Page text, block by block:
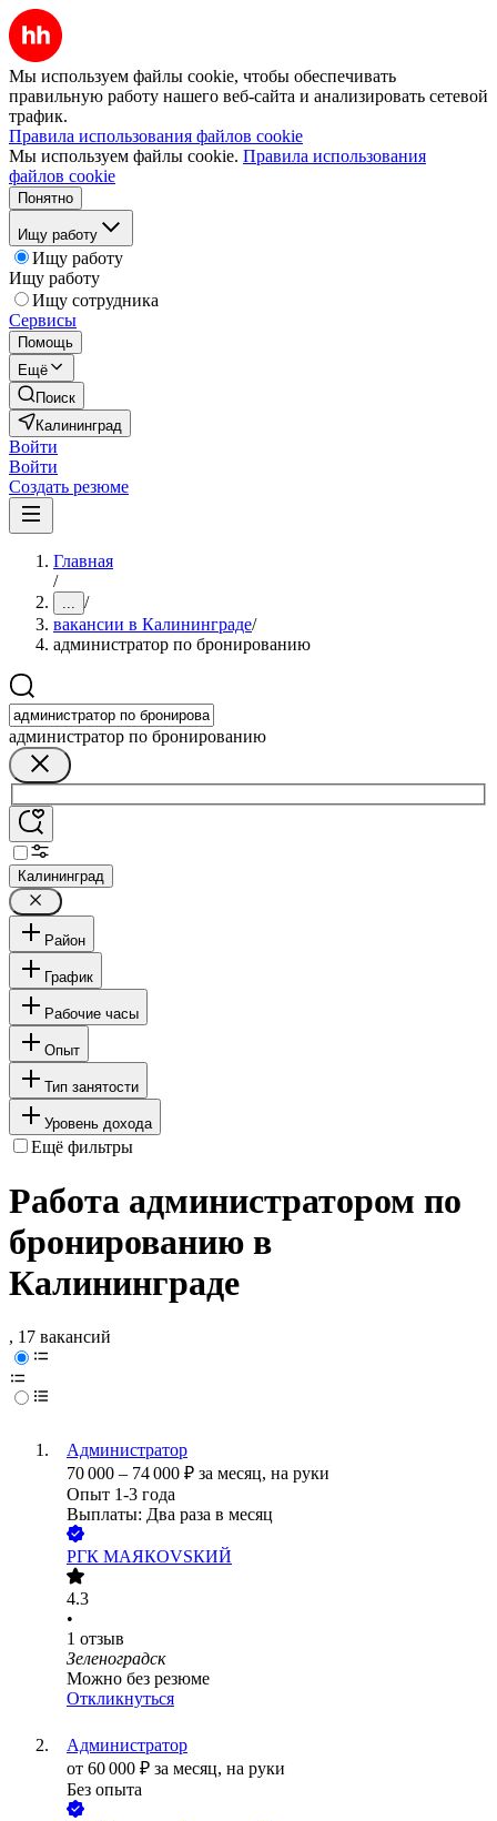
Мы используем файлы cookie, чтобы обеспечивать
правильную работу нашего веб-сайта и анализировать сетевой
трафик.
Правила использования файлов cookie
Мы используем файлы cookie. Правила использования
файлов cookie
Понятно
Ищу работу
Ищу работу
Ищу работу
Ищу сотрудника
Сервисы
Помощь
Ещё
Поиск
Калининград
Войти
Войти
Создать резюме
Главная
/
... /
вакансии в Калининграде/
администратор по бронированию
администратор по бронированию
Калининград
Район
График
Рабочие часы
Опыт
Тип занятости
Уровень дохода
Ещё фильтры
Работа администратором по
бронированию в
Калининграде
, 17 вакансий
Администратор
70 000 – 74 000 ₽ за месяц, на руки
Опыт 1-3 года
Выплаты: Два раза в месяц
РГК МАЯКОVSКИЙ
4.3
•
1 отзыв
Зеленоградск
Можно без резюме
Откликнуться
Администратор
от 60 000 ₽ за месяц, на руки
Без опыта